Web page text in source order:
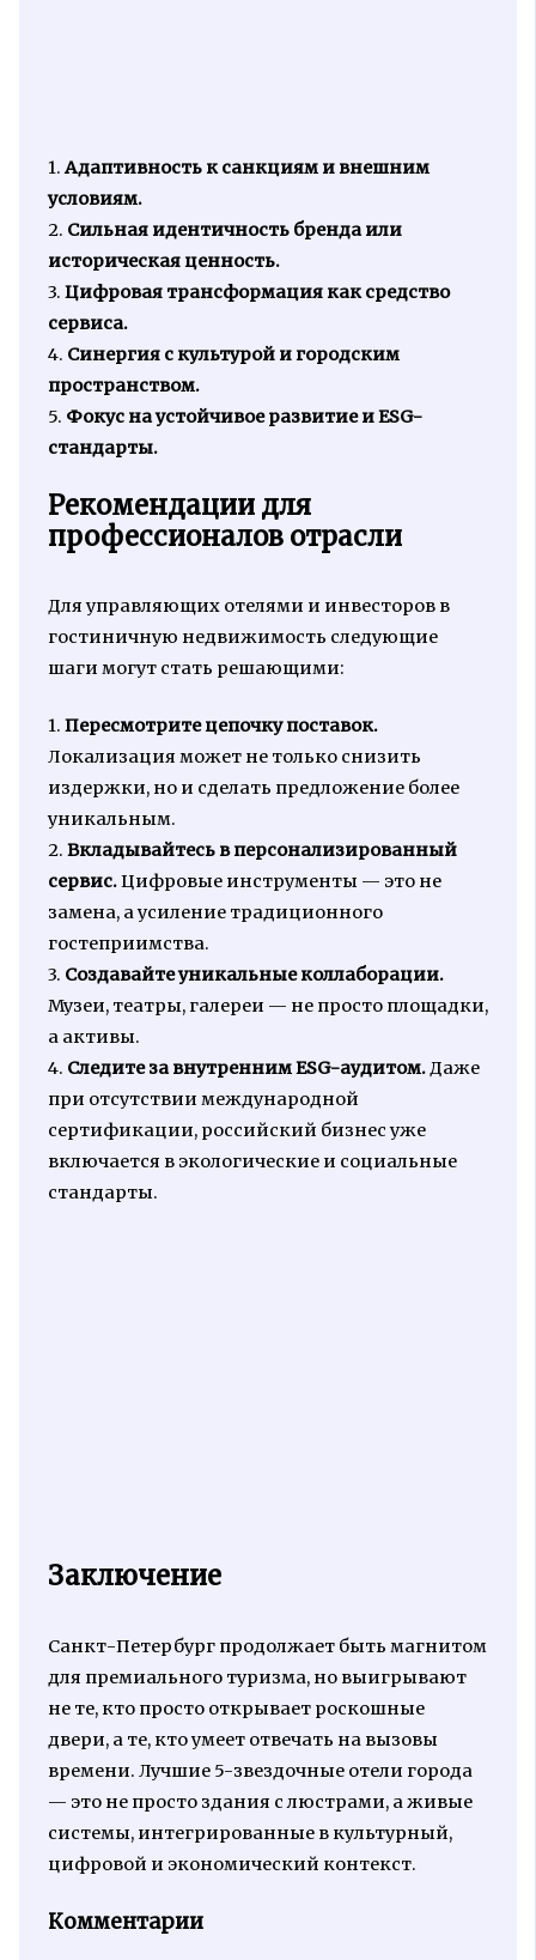
1.Адаптивность к санкциям и внешним
условиям.
2. Сильная идентичность бренда или
историческая ценность.
3. Цифровая трансформация как средство
сервиса.
4. Синергия с культурой и городским
пространством.
5. Фокус на устойчивое развитие и ESG-
стандарты.
Рекомендации для
профессионалов отрасли
Для управляющих отелями и инвесторов в
гостиничную недвижимость следующие
шаги могут стать решающими:
1. Пересмотрите цепочку поставок.
Локализация может не только снизить
издержки, но и сделать предложение более
уникальным.
2. Вкладывайтесь в персонализированный
сервис.Цифровые инструменты — это не
замена, а усиление традиционного
гостеприимства.
3. Создавайте уникальные коллаборации.
Музеи, театры, галереи — не просто площадки,
а активы.
4. Следите за внутренним ESG-аудитом.Даже
при отсутствии международной
сертификации, российский бизнес уже
включается в экологические и социальные
стандарты.
Заключение
Санкт-Петербург продолжает быть магнитом
для премиального туризма, но выигрывают
не те, кто просто открывает роскошные
двери, а те, кто умеет отвечать на вызовы
времени. Лучшие 5-звездочные отели города
— это не просто здания с люстрами, а живые
системы, интегрированные в культурный,
цифровой и экономический контекст.
Комментарии